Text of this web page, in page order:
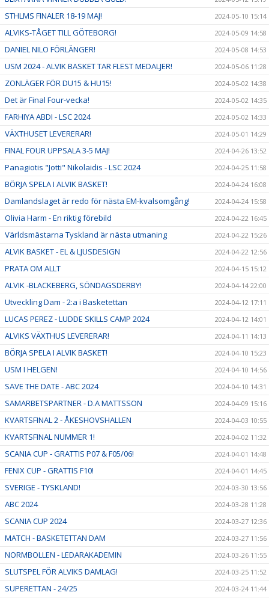
STHLMS FINALER 18-19 MAJ! 2024-05-10 15:14
ALVIKS-TÅGET TILL GÖTEBORG! 2024-05-09 14:58
DANIEL NILO FÖRLÄNGER! 2024-05-08 14:53
USM 2024 - ALVIK BASKET TAR FLEST MEDALJER! 2024-05-06 11:28
ZONLÄGER FÖR DU15 & HU15! 2024-05-02 14:38
Det är Final Four-vecka! 2024-05-02 14:35
FARHIYA ABDI - LSC 2024 2024-05-02 14:33
VÄXTHUSET LEVERERAR! 2024-05-01 14:29
FINAL FOUR UPPSALA 3-5 MAJ! 2024-04-26 13:52
Panagiotis "Jotti" Nikolaidis - LSC 2024 2024-04-25 11:58
BÖRJA SPELA I ALVIK BASKET! 2024-04-24 16:08
Damlandslaget är redo för nästa EM-kvalsomgång! 2024-04-24 15:58
Olivia Harm - En riktig förebild 2024-04-22 16:45
Världsmästarna Tyskland är nästa utmaning 2024-04-22 15:26
ALVIK BASKET - EL & LJUSDESIGN 2024-04-22 12:56
PRATA OM ALLT 2024-04-15 15:12
ALVIK -BLACKEBERG, SÖNDAGSDERBY! 2024-04-14 22:00
Utveckling Dam - 2:a i Basketettan 2024-04-12 17:11
LUCAS PEREZ - LUDDE SKILLS CAMP 2024 2024-04-12 14:01
ALVIKS VÄXTHUS LEVERERAR! 2024-04-11 14:13
BÖRJA SPELA I ALVIK BASKET! 2024-04-10 15:23
USM I HELGEN! 2024-04-10 14:56
SAVE THE DATE - ABC 2024 2024-04-10 14:31
SAMARBETSPARTNER - D.A MATTSSON 2024-04-09 15:16
KVARTSFINAL 2 - ÅKESHOVSHALLEN 2024-04-03 10:55
KVARTSFINAL NUMMER 1! 2024-04-02 11:32
SCANIA CUP - GRATTIS P07 & F05/06! 2024-04-01 14:48
FENIX CUP - GRATTIS F10! 2024-04-01 14:45
SVERIGE - TYSKLAND! 2024-03-30 13:56
ABC 2024 2024-03-28 11:28
SCANIA CUP 2024 2024-03-27 12:36
MATCH - BASKETETTAN DAM 2024-03-27 11:56
NORMBOLLEN - LEDARAKADEMIN 2024-03-26 11:55
SLUTSPEL FÖR ALVIKS DAMLAG! 2024-03-25 11:52
SUPERETTAN - 24/25 2024-03-24 11:44